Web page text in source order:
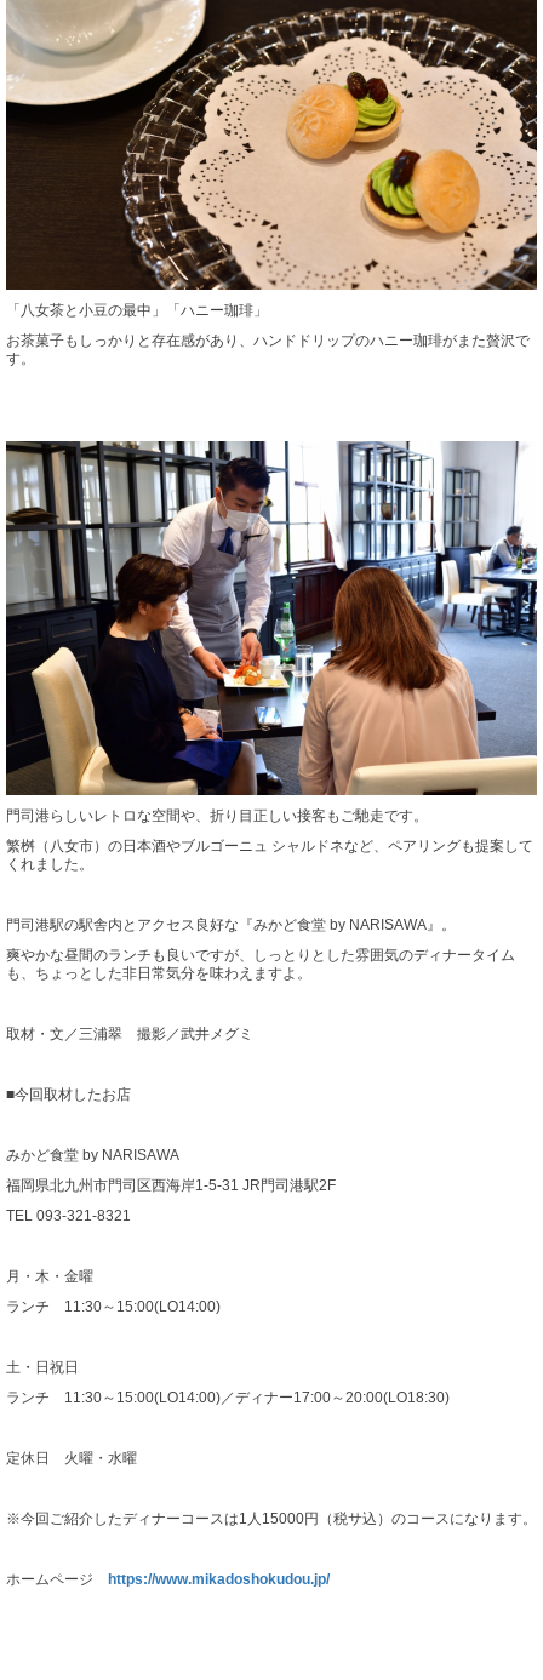
「八女茶と小豆の最中」「ハニー珈琲」
お茶菓子もしっかりと存在感があり、ハンドドリップのハニー珈琲がまた贅沢で
す。
門司港らしいレトロな空間や、折り目正しい接客もご馳走です。
繁桝（八女市）の日本酒やブルゴーニュ シャルドネなど、ペアリングも提案して
くれました。
門司港駅の駅舎内とアクセス良好な『みかど食堂 by NARISAWA』。
爽やかな昼間のランチも良いですが、しっとりとした雰囲気のディナータイム
も、ちょっとした非日常気分を味わえますよ。
取材・文／三浦翠 撮影／武井メグミ
■今回取材したお店
みかど食堂 by NARISAWA
福岡県北九州市門司区西海岸1-5-31 JR門司港駅2F
TEL 093-321-8321
月・木・金曜
ランチ 11:30～15:00(LO14:00)
土・日祝日
ランチ 11:30～15:00(LO14:00)／ディナー17:00～20:00(LO18:30)
定休日 火曜・水曜
※今回ご紹介したディナーコースは1人15000円（税サ込）のコースになります。
ホームページ https://www.mikadoshokudou.jp/